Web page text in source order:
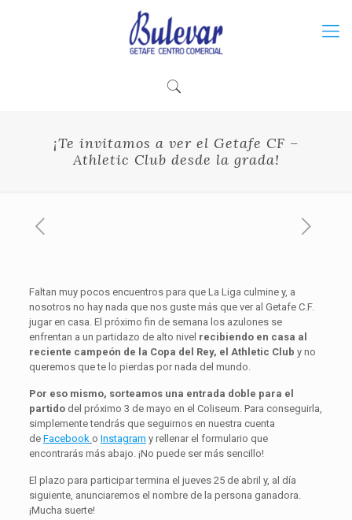
¡Te invitamos a ver el Getafe CF –
Athletic Club desde la grada!
Faltan muy pocos encuentros para que La Liga culmine y, a
nosotros no hay nada que nos guste más que ver al Getafe C.F.
jugar en casa. El próximo fin de semana los azulones se
enfrentan a un partidazo de alto nivel recibiendo en casa al
reciente campeón de la Copa del Rey, el Athletic Club y no
queremos que te lo pierdas por nada del mundo.
Por eso mismo, sorteamos una entrada doble para el
partido del próximo 3 de mayo en el Coliseum. Para conseguirla,
simplemente tendrás que seguirnos en nuestra cuenta
de Facebook o Instagram y rellenar el formulario que
encontrarás más abajo. ¡No puede ser más sencillo!
El plazo para participar termina el jueves 25 de abril y, al día
siguiente, anunciaremos el nombre de la persona ganadora.
¡Mucha suerte!